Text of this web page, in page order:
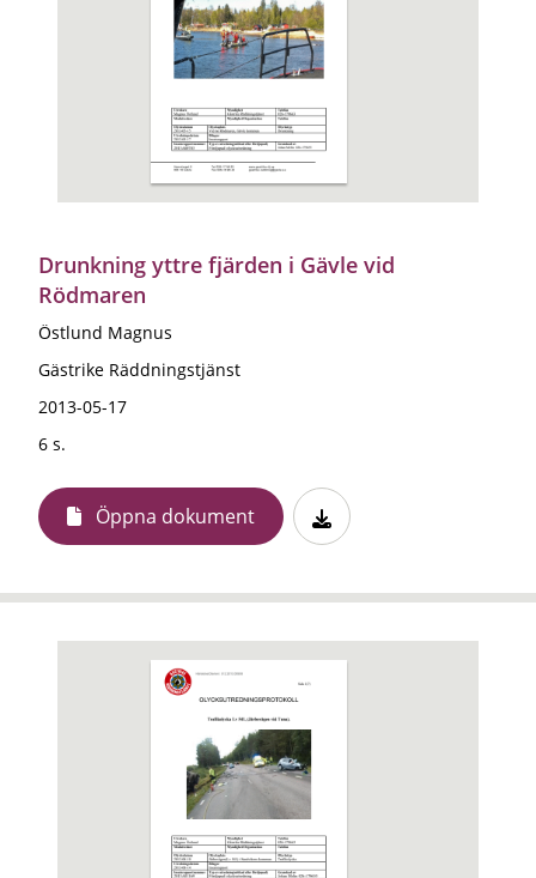
Drunkning yttre fjärden i Gävle vid
Rödmaren
Östlund Magnus
Gästrike Räddningstjänst
2013-05-17
6 s.
Öppna dokument